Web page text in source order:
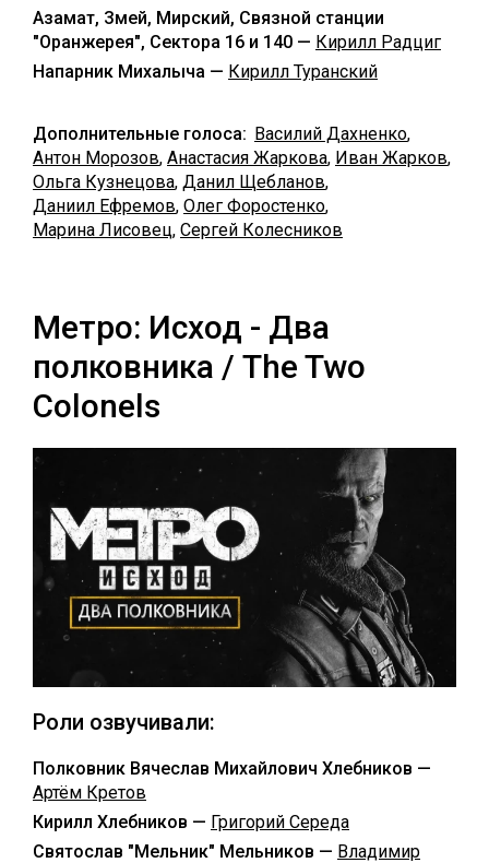
Азамат, Змей, Мирский, Связной станции
"Оранжерея", Сектора 16 и 140 — Кирилл Радциг
Напарник Михалыча — Кирилл Туранский
Дополнительные голоса: Василий Дахненко,
Антон Морозов, Анастасия Жаркова, Иван Жарков,
Ольга Кузнецова, Данил Щебланов,
Даниил Ефремов, Олег Форостенко,
Марина Лисовец, Сергей Колесников
Метро: Исход - Два
полковника / The Two
Colonels
Роли озвучивали:
Полковник Вячеслав Михайлович Хлебников —
Артём Кретов
Кирилл Хлебников — Григорий Середа
Святослав "Мельник" Мельников — Владимир